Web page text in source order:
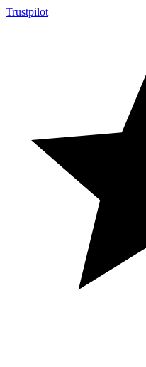
Trustpilot